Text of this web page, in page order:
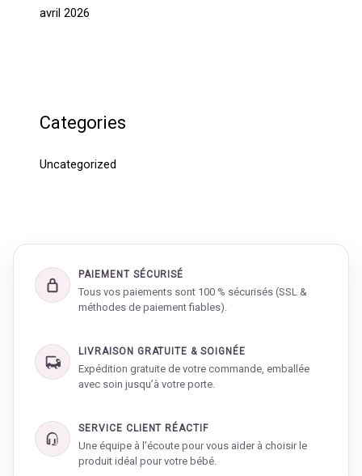
avril 2026
Categories
Uncategorized
PAIEMENT SÉCURISÉ
Tous vos paiements sont 100 % sécurisés (SSL &
méthodes de paiement fiables).
LIVRAISON GRATUITE & SOIGNÉE
Expédition gratuite de votre commande, emballée
avec soin jusqu’à votre porte.
SERVICE CLIENT RÉACTIF
Une équipe à l’écoute pour vous aider à choisir le
produit idéal pour votre bébé.